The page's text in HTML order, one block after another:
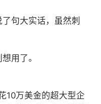
句大实话，虽然刺
用了。
10万美金的超大型企